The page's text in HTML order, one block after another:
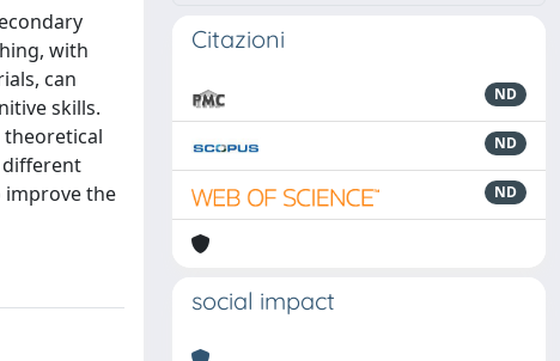
with
can
skills.
theoretical
different
improve the
Citazioni
ND
ND
ND
social impact